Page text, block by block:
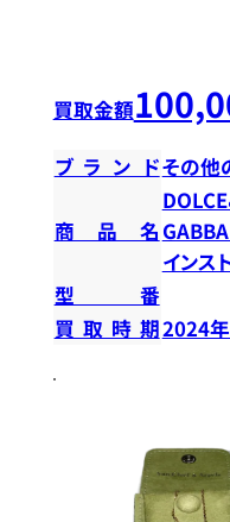
買取金額
ブランドその他
商品名
インス
型番
買取時期2024